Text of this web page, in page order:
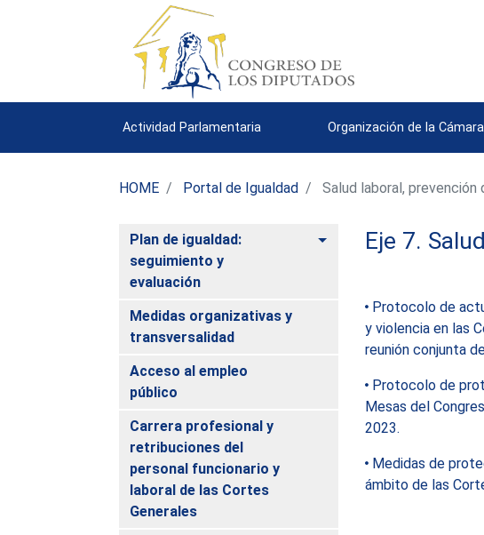
Actividad Parlamentaria Organización de la Cámara
HOME Portal de Igualdad Salud laboral,
Plan de igualdad:
seguimiento y
evaluación
Alternar
Medidas organizativas y
transversalidad
Acceso al empleo
público
Carrera profesional y
retribuciones del
personal funcionario y
laboral de las Cortes
Generales
Eje 7.
Protocolo de
y violencia en las
reunión conjunta
Protocolo de
Mesas del
2023.
Medidas de
ámbito de las